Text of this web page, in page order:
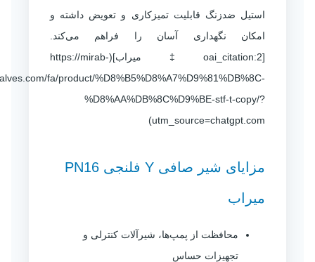
استیل ضدزنگ قابلیت تمیزکاری و تعویض داشته و
امکان نگهداری آسان را فراهم می‌کند.
[oai_citation:2‡میراب](https://mirab-
fa/product/%D8%B5%D8%A7%D9%81%DB%8C-
%D8%AA%DB%8C%D9%BE-stf-t-copy/?
utm_source=chatgpt.com)
مزایای شیر صافی Y فلنجی PN16
میراب
محافظت از پمپ‌ها، شیرآلات کنترلی و
تجهیزات حساس